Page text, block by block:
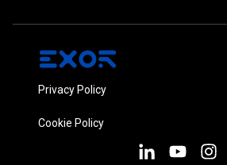
Privacy Policy
Cookie Policy